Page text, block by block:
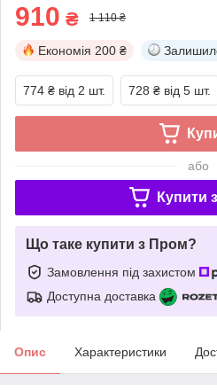
910 ₴ 1 110 ₴
Економія 200 ₴
774 ₴ від 2 шт. 728 ₴ від 5 шт.
або
Купити з
Що таке купити з Пром?
Замовлення під захистом
Доступна доставка
Опис Характеристики